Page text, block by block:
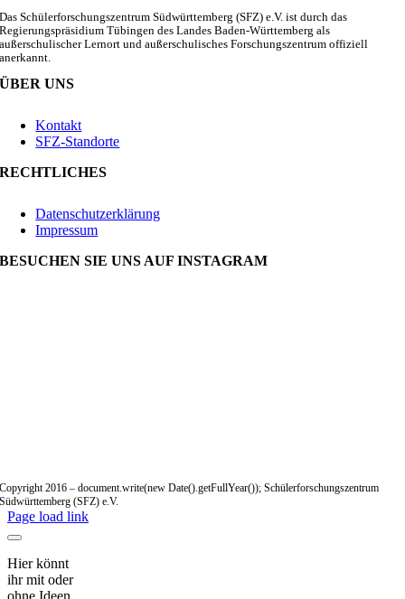
Das Schülerforschungszentrum Südwürttemberg (SFZ) e.V. ist durch das
Regierungspräsidium Tübingen des Landes Baden-Württemberg als
außerschulischer Lernort und außerschulisches Forschungszentrum offiziell
anerkannt.
ÜBER UNS
Kontakt
SFZ-Standorte
RECHTLICHES
Datenschutzerklärung
Impressum
BESUCHEN SIE UNS AUF INSTAGRAM
Copyright 2016 – document.write(new Date().getFullYear()); Schülerforschungszentrum
Südwürttemberg (SFZ) e.V.
Page load link
Hier könnt
ihr mit oder
ohne Ideen,